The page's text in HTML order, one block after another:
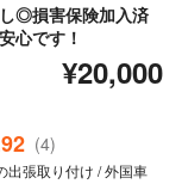
◎損害保険加入済
心です！
¥20,000
(4)
出張取り付け / 外国車